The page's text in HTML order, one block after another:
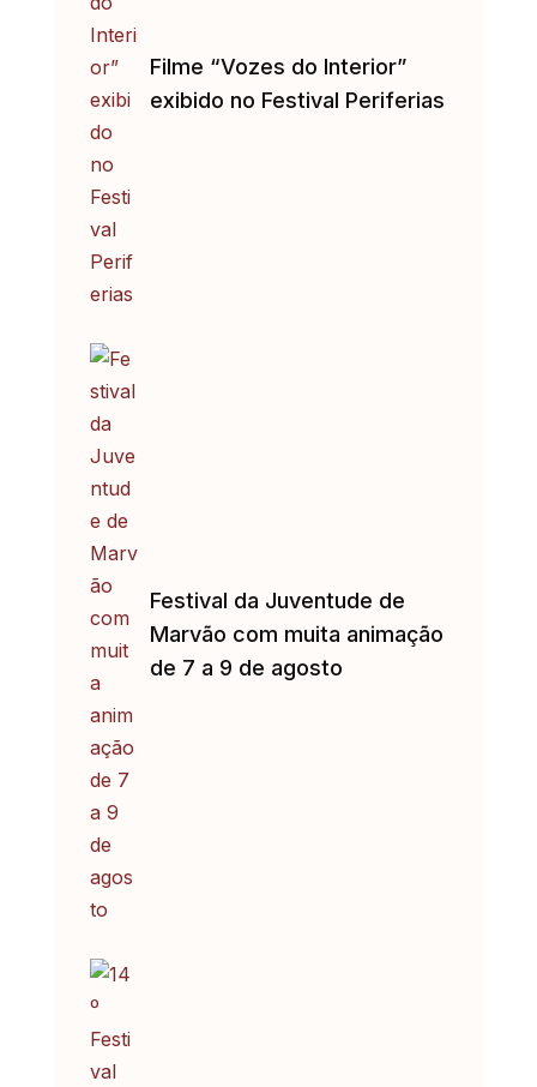
Filme “Vozes do Interior”
exibido no Festival Periferias
Festival da Juventude de
Marvão com muita animação
de 7 a 9 de agosto